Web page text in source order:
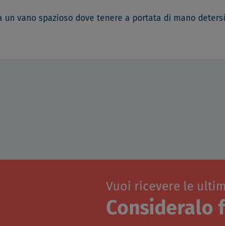
vano spazioso dove tenere a portata di mano
Vuoi ricevere le
Consideralo